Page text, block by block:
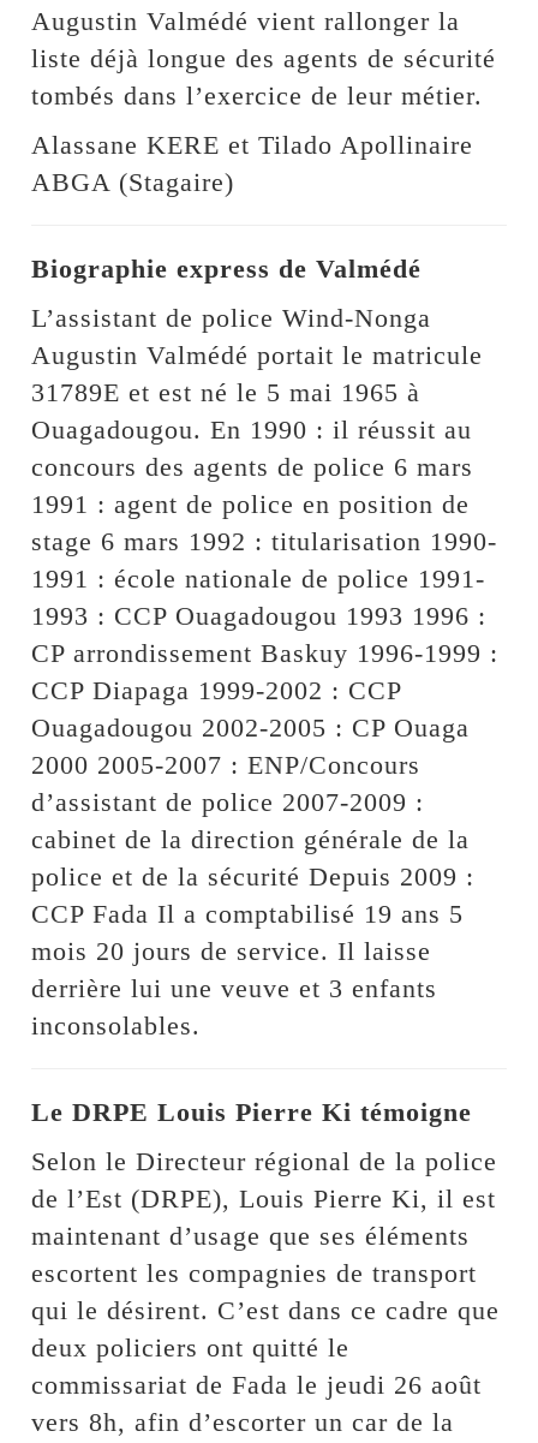
Augustin Valmédé vient rallonger la
liste déjà longue des agents de sécurité
tombés dans l’exercice de leur métier.
Alassane KERE et Tilado Apollinaire
ABGA (Stagaire)
Biographie express de Valmédé
L’assistant de police Wind-Nonga
Augustin Valmédé portait le matricule
31789E et est né le 5 mai 1965 à
Ouagadougou. En 1990 : il réussit au
concours des agents de police 6 mars
1991 : agent de police en position de
stage 6 mars 1992 : titularisation 1990-
1991 : école nationale de police 1991-
1993 : CCP Ouagadougou 1993 1996 :
CP arrondissement Baskuy 1996-1999 :
CCP Diapaga 1999-2002 : CCP
Ouagadougou 2002-2005 : CP Ouaga
2000 2005-2007 : ENP/Concours
d’assistant de police 2007-2009 :
cabinet de la direction générale de la
police et de la sécurité Depuis 2009 :
CCP Fada Il a comptabilisé 19 ans 5
mois 20 jours de service. Il laisse
derrière lui une veuve et 3 enfants
inconsolables.
Le DRPE Louis Pierre Ki témoigne
Selon le Directeur régional de la police
de l’Est (DRPE), Louis Pierre Ki, il est
maintenant d’usage que ses éléments
escortent les compagnies de transport
qui le désirent. C’est dans ce cadre que
deux policiers ont quitté le
commissariat de Fada le jeudi 26 août
vers 8h, afin d’escorter un car de la